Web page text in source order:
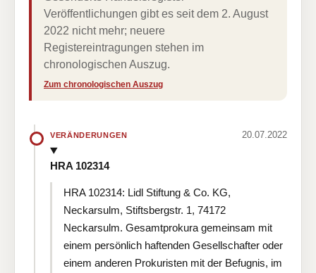
Veröffentlichungen gibt es seit dem 2. August
2022 nicht mehr; neuere
Registereintragungen stehen im
chronologischen Auszug.
Zum chronologischen Auszug
VERÄNDERUNGEN 20.07.2022
HRA 102314
HRA 102314: Lidl Stiftung & Co. KG,
Neckarsulm, Stiftsbergstr. 1, 74172
Neckarsulm. Gesamtprokura gemeinsam mit
einem persönlich haftenden Gesellschafter oder
einem anderen Prokuristen mit der Befugnis, im